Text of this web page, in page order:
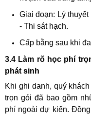
Giai đoạn: Lý
- Thi sát hạch.
Cấp bằng sau khi
3.4 Làm rõ học phí
phát sinh
Khi ghi danh, quý
trọn gói đã bao gồm
phí ngoài dự kiến.